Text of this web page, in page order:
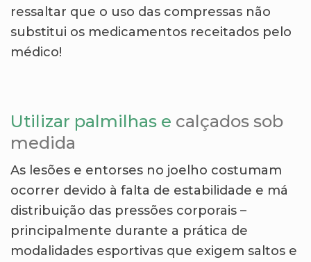
ressaltar que o uso das compressas não
substitui os medicamentos receitados pelo
médico!
Utilizar palmilhas e calçados sob
medida
As lesões e entorses no joelho costumam
ocorrer devido à falta de estabilidade e má
distribuição das pressões corporais –
principalmente durante a prática de
modalidades esportivas que exigem saltos e